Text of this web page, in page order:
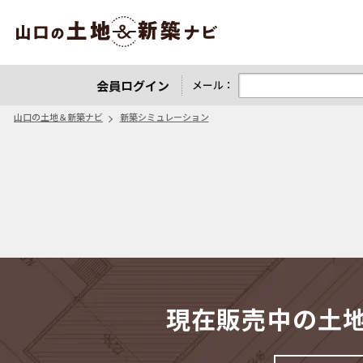
会員ログイン メール：
山口の土地＆新築ナビ 新築シミュレーション
現在販売中の土